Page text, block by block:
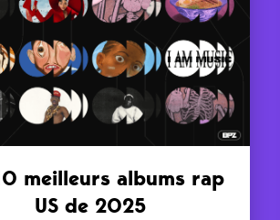
meilleurs albums rap
US de 2025